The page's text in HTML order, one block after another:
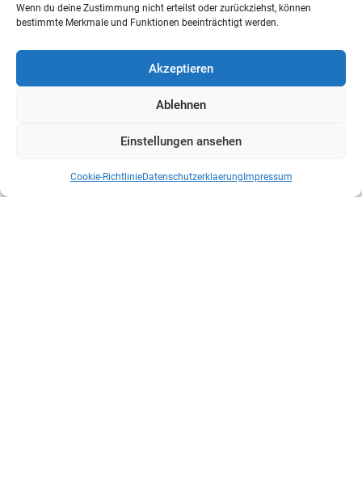
Wenn du deine Zustimmung nicht erteilst oder zurückziehst, können
bestimmte Merkmale und Funktionen beeinträchtigt werden.
Akzeptieren
Ablehnen
Einstellungen ansehen
Cookie-RichtlinieDatenschutzerklaerung Impressum